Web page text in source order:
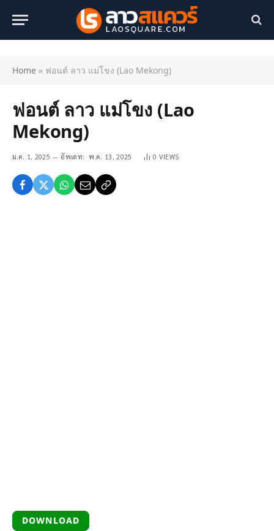
Home » ฟอนต์ ลาว แม่โขง (Lao Mekong)
ฟอนต์ ลาว แม่โขง (Lao
Mekong)
ม.ค. 1, 2025 อัพเดท: พ.ค. 13, 2025 0 VIEWS
DOWNLOAD